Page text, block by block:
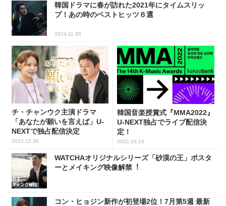
韓国ドラマに春が訪れた2021年にタイムスリッ
プ！あの時のベストヒッツ６選
2024.11.30
チ・チャンウク主演ドラマ
「あなたが願いを言えば」U-
NEXTで独占配信決定
2022.12.26
韓国音楽授賞式『MMA2022』
U-NEXT独占でライブ配信決
定！
2022.10.19
WATCHAオリジナルシリーズ「砂漠の王」ポスタ
ーとメイキング映像解禁︕
コン・ヒョジン新作が初登場2位！7月第5週 最新